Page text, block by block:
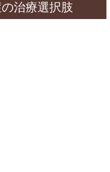
治療選択肢